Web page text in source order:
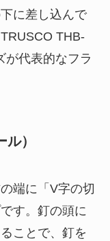
に差し込んで
THB-
が代表的なフラ
）
端に「V字の切
す。釘の頭に
ことで、釘を